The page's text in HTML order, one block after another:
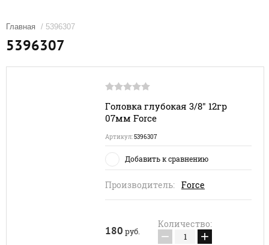
Главная / 5396307
5396307
Головка глубокая 3/8" 12гр
07мм Force
Артикул:5396307
Добавить к сравнению
Производитель: Force
180 руб.
Количество:
− +